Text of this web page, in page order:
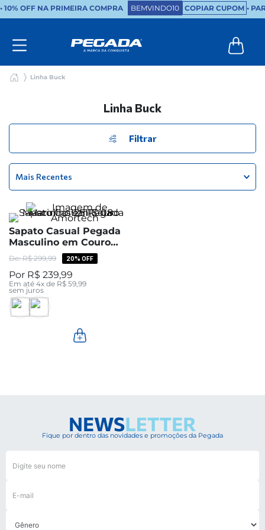
• 10% OFF NA PRIMEIRA COMPRA BEMVINDO10 COPIAR CUPOM •
Linha Buck
Linha Buck
Filtrar
Mais Recentes
Sapato Casual Pegada
Masculino em Couro
Marinho 125113-08
R$ 299,99 20% OFF
R$ 239,99
Em até 4x de R$ 59,99
sem juros
Fique por dentro das novidades e promoções da Pegada